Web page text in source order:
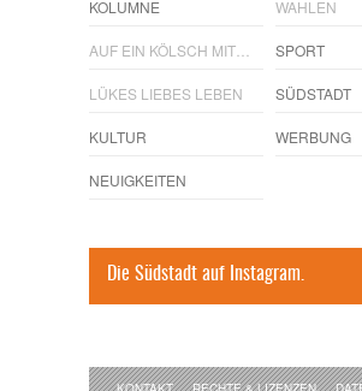
KOLUMNE
AUF EIN KÖLSCH MIT…
LÜKES LIEBES LEBEN
KULTUR
NEUIGKEITEN
WAHLEN
SPORT
SÜDSTADT
WERBUNG
Die Südstadt auf Instagram.